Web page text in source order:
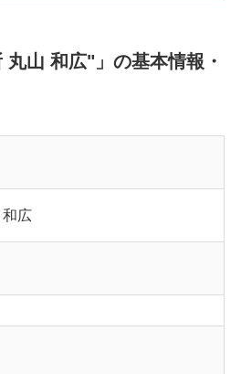
丸山 和広"」の基本情報・
広